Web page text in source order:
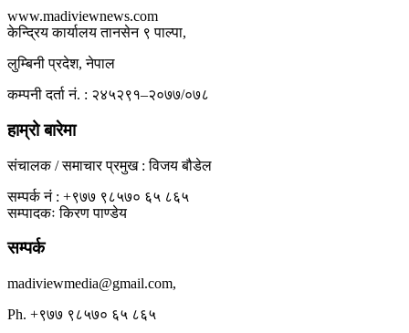
www.madiviewnews.com
केन्द्रिय कार्यालय तानसेन ९ पाल्पा,
लुम्बिनी प्रदेश, नेपाल
कम्पनी दर्ता नं. : २४५२९१–२०७७/०७८
हाम्रो बारेमा
संचालक / समाचार प्रमुख : विजय बौडेल
सम्पर्क नं : +९७७ ९८५७० ६५ ८६५
सम्पादकः किरण पाण्डेय
सम्पर्क
madiviewmedia@gmail.com,
Ph. +९७७ ९८५७० ६५ ८६५